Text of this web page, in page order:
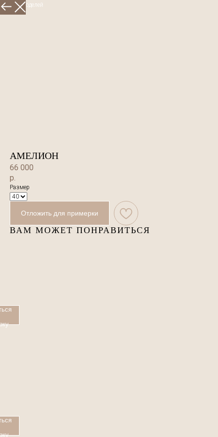
Больше моделей
АМЕЛИОН
66 000
р.
Размер
Отложить для примерки
ВАМ МОЖЕТ ПОНРАВИТЬСЯ